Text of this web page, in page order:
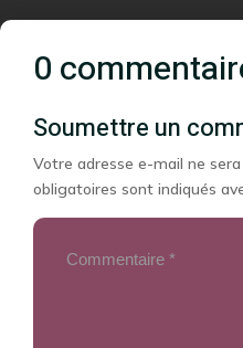
0
Soumettre un
Votre adresse e-mail ne
obligatoires sont indiqués